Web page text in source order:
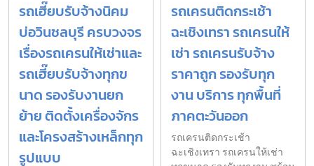
รถเฮี๊ยบรับจ้างนิคม
บ่อวินชลบุรี ครบวงจร
เรื่องรถเครนให้เช่าและ
รถเฮี๊ยบรับจ้างทุกข
นาด รองรับงานยก
ย้าย ติดตั้งเครื่องจักร
และโครงสร้างเหล็กทุก
รูปแบบ
รถเครนติดกระเช้า
ฉะเชิงเทรา รถเครนให้
เช่า รถเครนรับจ้าง
ราคาถูก รองรับทุก
งาน บริการ ทุกพื้นที่
ภาคตะวันออก
รถเครนติดกระเช้า
ฉะเชิงเทรา รถเครนให้เช่า